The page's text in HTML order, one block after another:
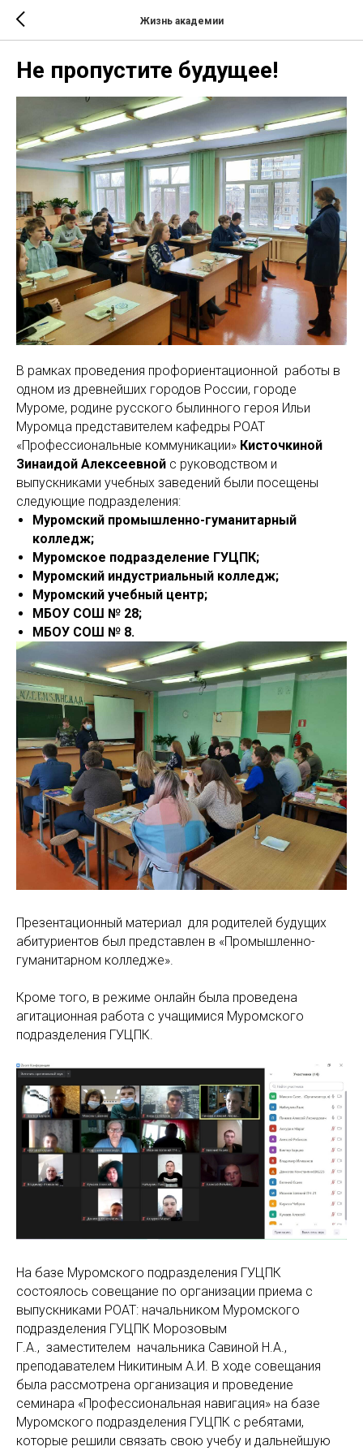
Жизнь академии
Не пропустите будущее!
В рамках проведения профориентационной работы в
одном из древнейших городов России, городе
Муроме, родине русского былинного героя Ильи
Муромца представителем кафедры РОАТ
«Профессиональные коммуникации» Кисточкиной
Зинаидой Алексеевной с руководством и
выпускниками учебных заведений были посещены
следующие подразделения:
Муромский промышленно-гуманитарный
колледж;
Муромское подразделение ГУЦПК;
Муромский индустриальный колледж;
Муромский учебный центр;
МБОУ СОШ № 28;
МБОУ СОШ № 8.
Презентационный материал для родителей будущих
абитуриентов был представлен в «Промышленно-
гуманитарном колледже».
Кроме того, в режиме онлайн была проведена
агитационная работа с учащимися Муромского
подразделения ГУЦПК.
На базе Муромского подразделения ГУЦПК
состоялось совещание по организации приема с
выпускниками РОАТ: начальником Муромского
подразделения ГУЦПК Морозовым
Г.А., заместителем начальника Савиной Н.А.,
преподавателем Никитиным А.И. В ходе совещания
была рассмотрена организация и проведение
семинара «Профессиональная навигация» на базе
Муромского подразделения ГУЦПК с ребятами,
которые решили связать свою учебу и дальнейшую